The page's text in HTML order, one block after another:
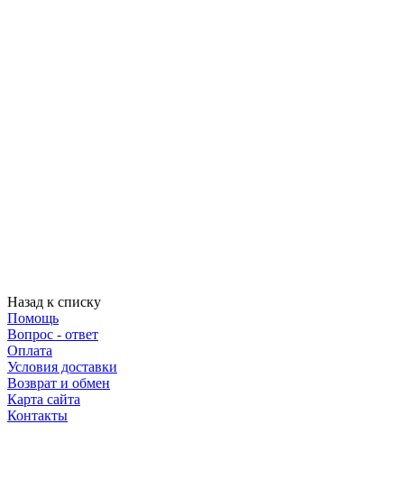
Назад к списку
Помощь
Вопрос - ответ
Оплата
Условия доставки
Возврат и обмен
Карта сайта
Контакты